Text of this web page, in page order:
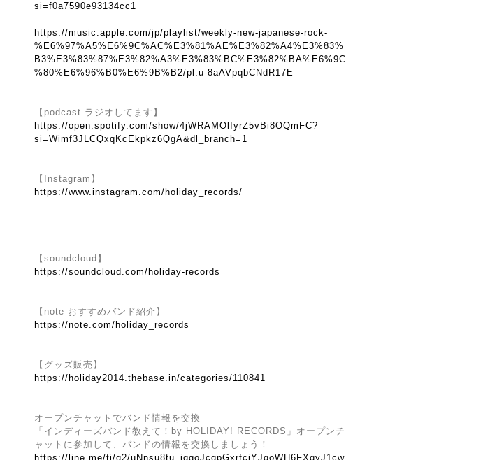
si=f0a7590e93134cc1
https://music.apple.com/jp/playlist/weekly-new-japanese-rock-
%E6%97%A5%E6%9C%AC%E3%81%AE%E3%82%A4%E3%83%
B3%E3%83%87%E3%82%A3%E3%83%BC%E3%82%BA%E6%9C
%80%E6%96%B0%E6%9B%B2/pl.u-8aAVpqbCNdR17E
【podcast ラジオしてます】
https://open.spotify.com/show/4jWRAMOlIyrZ5vBi8OQmFC?
si=Wimf3JLCQxqKcEkpkz6QgA&dl_branch=1
【Instagram】
https://www.instagram.com/holiday_records/
【soundcloud】
https://soundcloud.com/holiday-records
【note おすすめバンド紹介】
https://note.com/holiday_records
【グッズ販売】
https://holiday2014.thebase.in/categories/110841
オープンチャットでバンド情報を交換
「インディーズバンド教えて！by HOLIDAY! RECORDS」オープンチ
ャットに参加して、バンドの情報を交換しましょう！
https://line.me/ti/g2/uNnsu8tu_iqgoJcqpGxrfcjYJqoWH6FXqyJ1cw